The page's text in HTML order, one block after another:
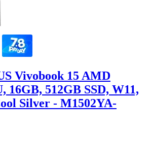
Vivobook 15 AMD
16GB, 512GB SSD, W11,
Silver - M1502YA-